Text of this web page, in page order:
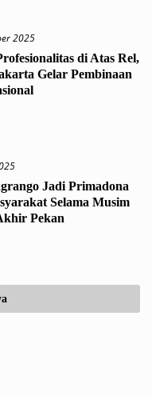
2025
di Atas Rel,
Gelar Pembinaan
Jadi Primadona
Selama Musim
Pekan